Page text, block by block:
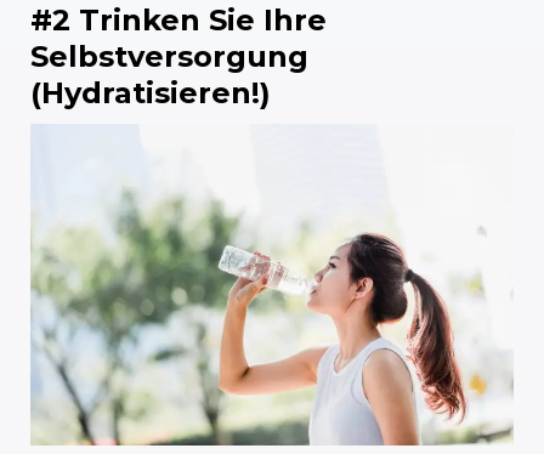
#2 Trinken Sie Ihre
Selbstversorgung
(Hydratisieren!)